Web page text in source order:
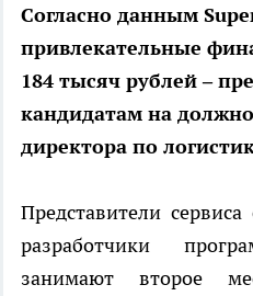
Согласно данным
привлекательные
184 тысяч рублей –
кандидатам на
директора по
Представители
разработчики
занимают второе